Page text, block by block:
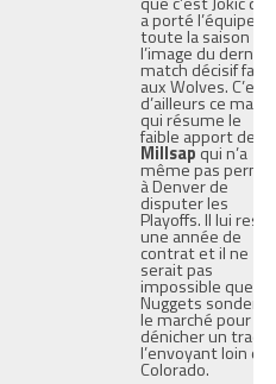
a porté l’équipe
toute la saison à
l’image du dernier
match décisif face
aux Wolves. C’est
d’ailleurs ce
qui résume le
faible apport de
Millsap qui n’a
même pas permis
à Denver de
disputer les
Playoffs. Il lui reste
une année de
contrat et il ne
serait pas
impossible que
Nuggets sondent
le marché pour
dénicher un trade
l’envoyant loin du
Colorado.